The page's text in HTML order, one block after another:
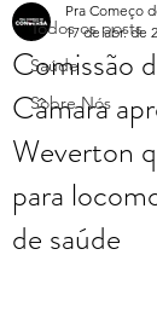
Todos os posts
Saúde
Sobre Nós
Comissão
Câmara
Weverton
para
de saúde
Pra Começo
17 de abr. de